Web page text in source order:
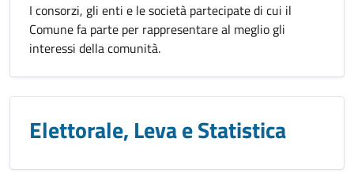
I consorzi, gli enti e le società partecipate di cui il
Comune fa parte per rappresentare al meglio gli
interessi della comunità.
Elettorale, Leva e Statistica